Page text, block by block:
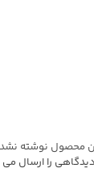
محصول نوشته
را ارسال